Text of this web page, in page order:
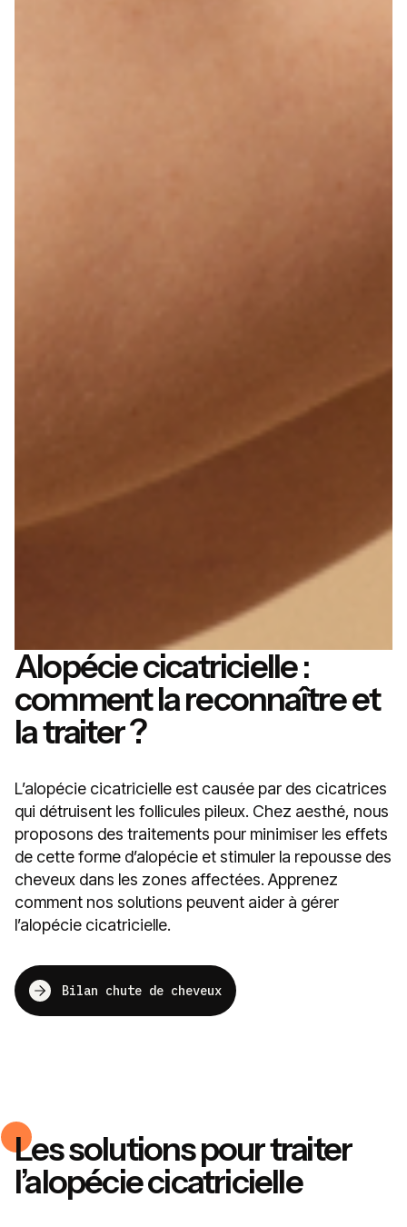
Alopécie cicatricielle :
comment la reconnaître et
la traiter ?
L’alopécie cicatricielle est causée par des cicatrices
qui détruisent les follicules pileux. Chez aesthé, nous
proposons des traitements pour minimiser les effets
de cette forme d’alopécie et stimuler la repousse des
cheveux dans les zones affectées. Apprenez
comment nos solutions peuvent aider à gérer
l’alopécie cicatricielle.
Bilan chute de cheveux
Les solutions pour traiter
l’alopécie cicatricielle